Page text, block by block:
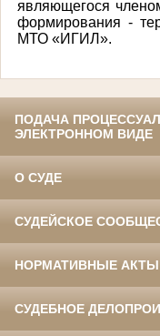
являющегося
формирования -
МТО «ИГИЛ».
ПОДАЧА
ЭЛЕКТРОННОМ ВИДЕ
О СУДЕ
СУДЕЙСКОЕ
НОРМАТИВНЫЕ АКТЫ
СУДЕБНОЕ